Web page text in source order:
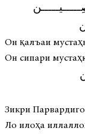
Он қалъаи
Он сипари
Зикри
Ло илоҳа